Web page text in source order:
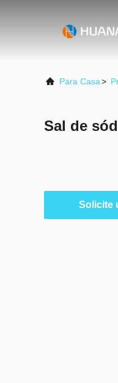
Para Casa>
Sal de
Solicite